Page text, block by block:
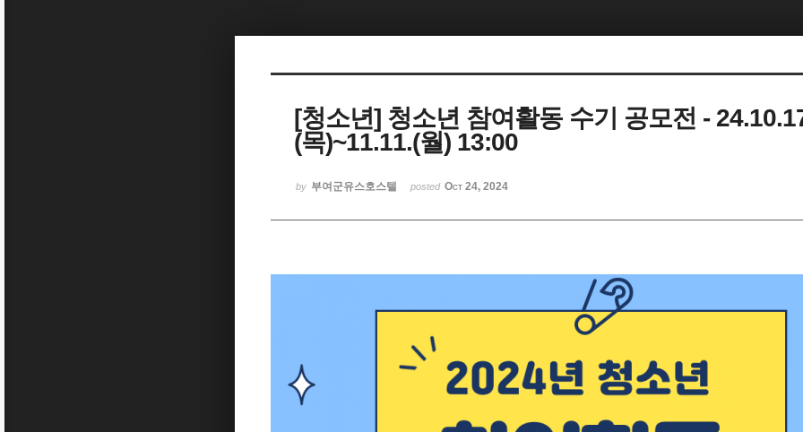
[청소년] 청소년 참여활동 수기 공모전 -
(목)~11.11.(월) 13:00
by 부여군유스호스텔 posted Oct 24, 2024
Sketchbook5, 스케치북5
Sketchbook5, 스케치북5